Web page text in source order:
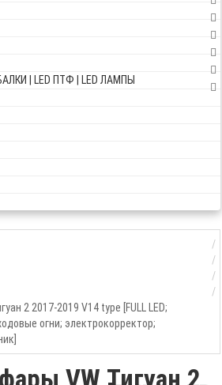
| LED ПТФ | LED ЛАМПЫ
2 2017-2019 V14 type [FULL LED;
огни; электрокорректор;